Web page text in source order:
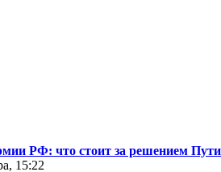
РФ: что стоит за решением
15:22